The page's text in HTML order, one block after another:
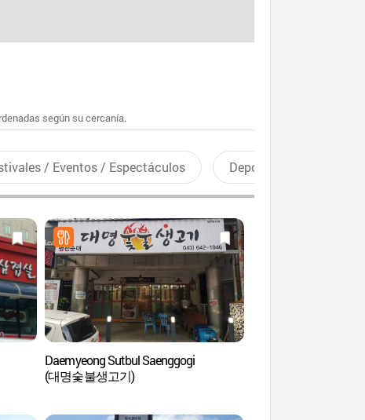
según su cercanía.
/ Eventos / Espectáculos Deportes recreativos
Daemyeong Sutbul Saenggogi
(대명숯불생고기)